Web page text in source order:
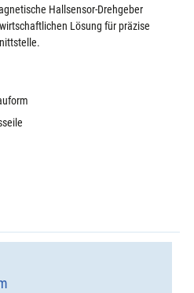
Hallsensor-Drehgeber
Lösung für präzise